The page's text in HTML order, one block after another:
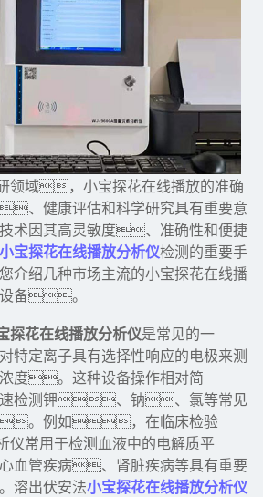
领域，小宝探花在线播放的准确
、健康评估和科学研究具有重要意
术因其高灵敏度、准确性和便捷
小宝探花在线播放分析仪检测的重要手
绍几种市场主流的小宝探花在线播
设备。
探花在线播放分析仪是常见的一
定离子具有选择性响应的电极来测
度。这种设备操作相对简
检测钾、钠、氯等常见
。例如，在临床检验
常用于检测血液中的电解质平
血管疾病、肾脏疾病等具有重要
出伏安法小宝探花在线播放分析仪